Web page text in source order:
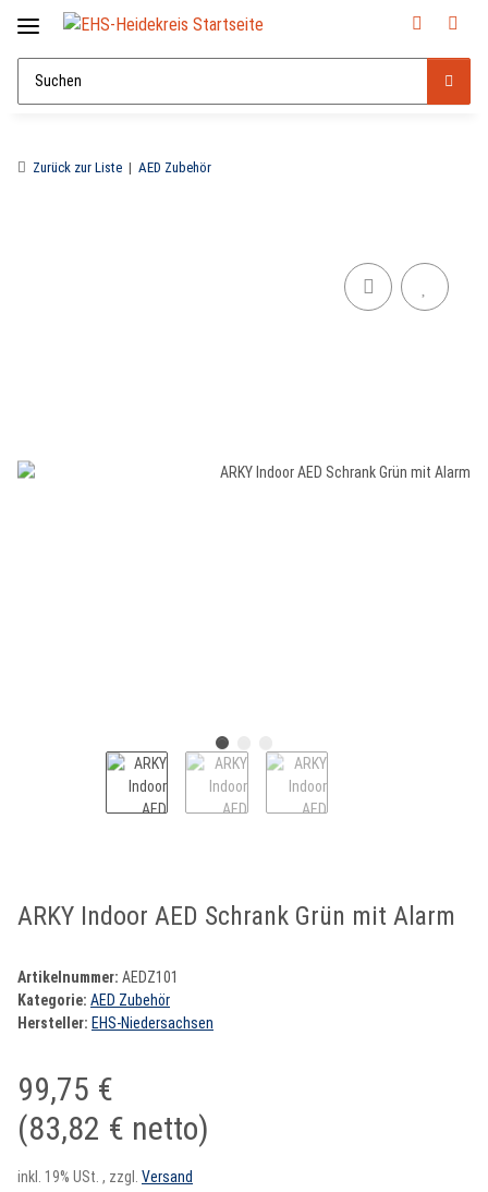
Zurück zur Liste AED Zubehör
ARKY Indoor AED Schrank Grün mit Alarm
Artikelnummer: AEDZ101
Kategorie: AED Zubehör
Hersteller: EHS-Niedersachsen
99,75 €
(83,82 € netto)
inkl. 19% USt. , zzgl. Versand